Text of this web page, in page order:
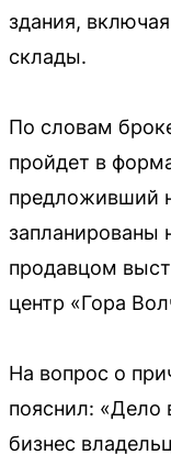
здания,
склады.
По словам
пройдет в
предложивший
запланированы
продавцом
центр «Гора
На вопрос о
пояснил: «Дело
бизнес